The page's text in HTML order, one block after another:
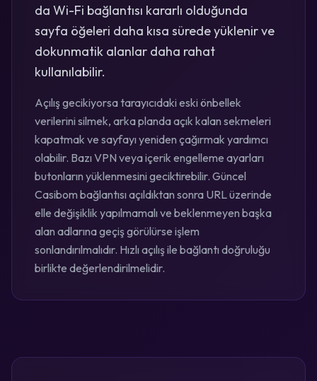
da Wi-Fi bağlantısı kararlı olduğunda
sayfa öğeleri daha kısa sürede yüklenir ve
dokunmatik alanlar daha rahat
kullanılabilir.
Açılış gecikiyorsa tarayıcıdaki eski önbellek
verilerini silmek, arka planda açık kalan sekmeleri
kapatmak ve sayfayı yeniden çağırmak yardımcı
olabilir. Bazı VPN veya içerik engelleme ayarları
butonların yüklenmesini geciktirebilir. Güncel
Casibom bağlantısı açıldıktan sonra URL üzerinde
elle değişiklik yapılmamalı ve beklenmeyen başka
alan adlarına geçiş görülürse işlem
sonlandırılmalıdır. Hızlı açılış ile bağlantı doğruluğu
birlikte değerlendirilmelidir.